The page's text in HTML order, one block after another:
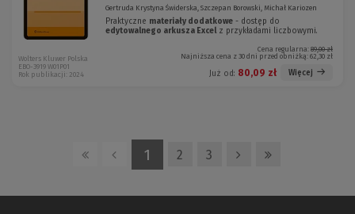
Gertruda Krystyna Świderska, Szczepan Borowski, Michał Kariozen
Praktyczne materiały dodatkowe - dostęp do
edytowalnego arkusza Excelz przykładami liczbowymi.
Cena regularna: 89,00 zł
Najniższa cena z 30 dni przed obniżką: 62,30 zł
Już od: 80,09 zł Więcej
Wolters Kluwer Polska
EBO-3919 W01P01
Rok publikacji: 2024
1 2 3